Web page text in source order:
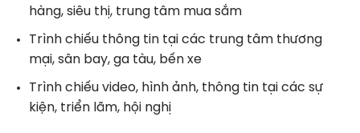
hàng, siêu thị, trung tâm mua sắm
Trình chiếu thông tin tại các trung tâm thương
mại, sân bay, ga tàu, bến xe
Trình chiếu video, hình ảnh, thông tin tại các sự
kiện, triển lãm, hội nghị